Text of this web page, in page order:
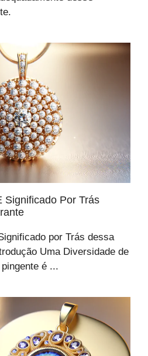
Significado Por Trás
por Trás dessa
Uma Diversidade de
é ...